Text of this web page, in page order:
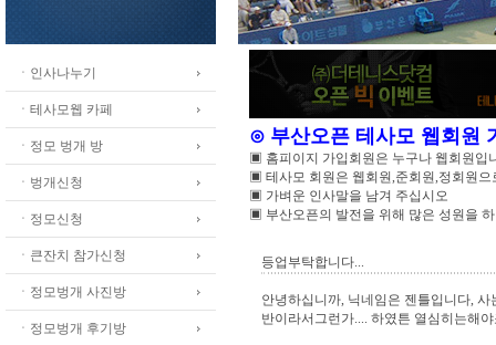
ㆍ인사나누기
ㆍ테사모웹 카페
ㆍ정모 벙개 방
ㆍ벙개신청
ㆍ정모신청
ㆍ큰잔치 참가신청
ㆍ정모벙개 사진방
ㆍ정모벙개 후기방
⊙ 부산오픈 테사모 웹회원
▣ 홈피이지 가입회원은 누구나 웹회원입
▣ 테사모 회원은 웹회원,준회원,정회원으
▣ 가벼운 인사말을 남겨 주십시오
▣ 부산오픈의 발전을 위해 많은 성원을
등업부탁합니다...
안녕하십니까, 닉네임은 젠틀입니다,
반이라서그런가.... 하였튼 열심히는해